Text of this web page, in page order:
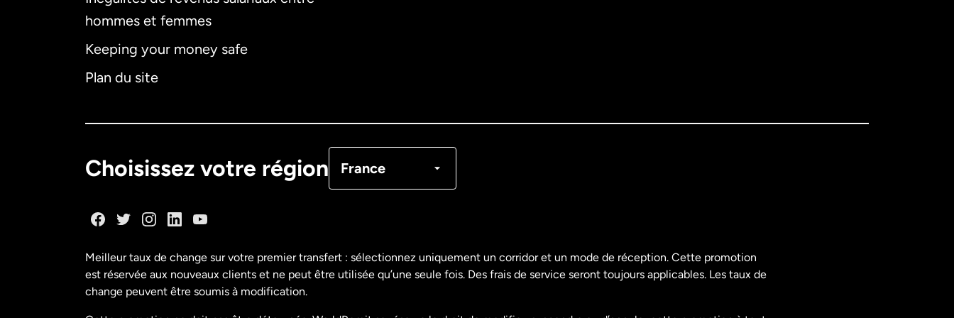
hommes et femmes
Keeping your money safe
Plan du site
Choisissez votre région France
États-Unis
Meilleur taux de change sur votre premier transfert : sélectionnez uniquement un corridor et un mode de réception. Cette promotion
est réservée aux nouveaux clients et ne peut être utilisée qu’une seule fois. Des frais de service seront toujours applicables. Les taux de
change peuvent être soumis à modification.